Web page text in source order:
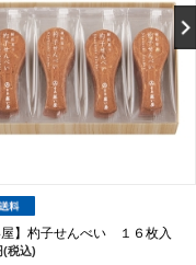
屋】杓子せんべい １６枚入
(税込)